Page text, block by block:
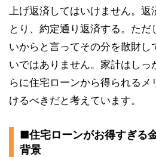
上げ返済してはいけません。
とり、約定通り返済する。ただ
いからと言ってその分を散財し
いではありません。家計はしっ
らに住宅ローンから得られる
けるべきだと考えています。
■住宅ローンがお得すぎる
背景